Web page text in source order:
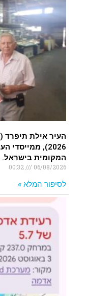
2026),
המקומית בישראל.
06/08/2026
00:32
לסיפור המלא »